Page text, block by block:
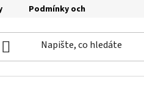
Podmínky ochrany osobních